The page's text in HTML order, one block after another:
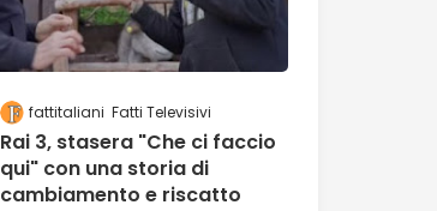
fattitaliani Fatti Televisivi
Rai 3, stasera "Che ci faccio
qui" con una storia di
cambiamento e riscatto